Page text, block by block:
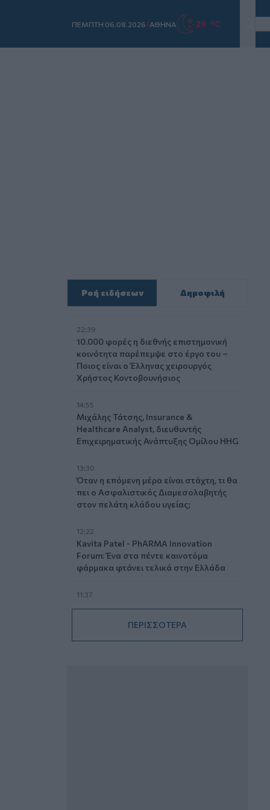
ΠΕΜΠΤΗ 06.08.2026/ΑΘΗΝΑ 29 °C
Ροή ειδήσεων Δημοφιλή
22:39
10.000 φορές η διεθνής επιστημονική
κοινότητα παρέπεμψε στο έργο του –
Ποιος είναι ο Έλληνας χειρουργός
Χρήστος Κοντοβουνήσιος
14:55
Μιχάλης Τάτσης, Insurance &
Healthcare Analyst, διευθυντής
Επιχειρηματικής Ανάπτυξης Ομίλου HHG
13:30
Όταν η επόμενη μέρα είναι στάχτη, τι θα
πει ο Ασφαλιστικός Διαμεσολαβητής
στον πελάτη κλάδου υγείας;
12:22
Kavita Patel - PhARMA Innovation
Forum: Ένα στα πέντε καινοτόμα
φάρμακα φτάνει τελικά στην Ελλάδα
11:37
Μείωση ασφαλιστικών εισφορών
έμποροι από την Κυβέρνηση
ΠΕΡΙΣΣΟΤΕΡΑ